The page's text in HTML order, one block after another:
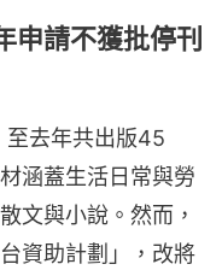
請不獲批停刊
至去年共出版45
涵蓋生活日常與勞
文與小說。然而，
資助計劃」，改將